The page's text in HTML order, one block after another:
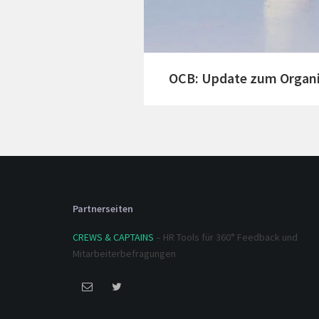
OCB: Update zum
Partnerseiten
CREWS & CAPTAINS – HR Tools für 360° Feedback und
Mitarbeiterbefragungen